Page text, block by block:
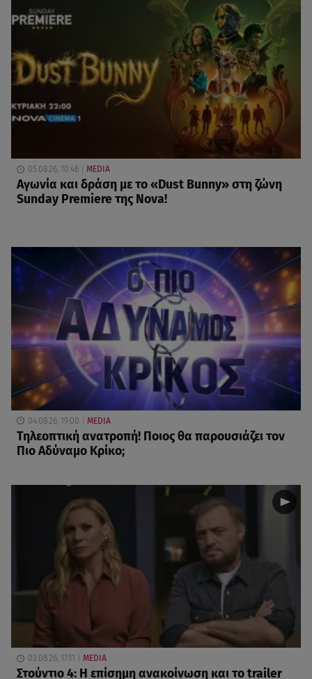
05.08.26, 10:46 MEDIA
Αγωνία και δράση με το «Dust Bunny» στη ζώνη
Sunday Premiere της Nova!
04.08.26, 19:00 MEDIA
Τηλεοπτική ανατροπή! Ποιος θα παρουσιάζει τον
Πιο Αδύναμο Κρίκο;
03.08.26, 17:11 MEDIA
Στούντιο 4: Η επίσημη ανακοίνωση και το trailer